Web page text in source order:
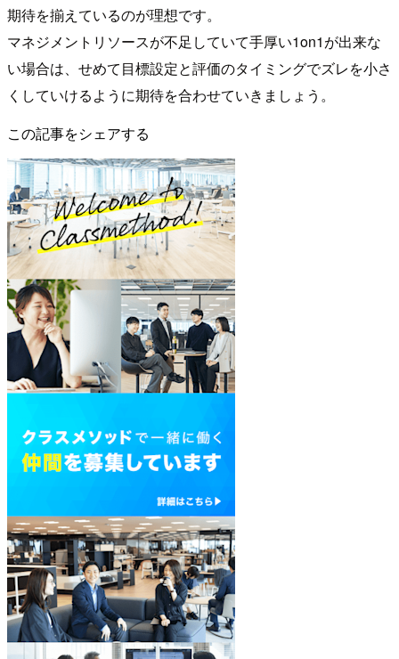
期待を揃えているのが理想です。
マネジメントリソースが不足していて手厚い1on1が出来な
い場合は、せめて目標設定と評価のタイミングでズレを小さ
くしていけるように期待を合わせていきましょう。
この記事をシェアする